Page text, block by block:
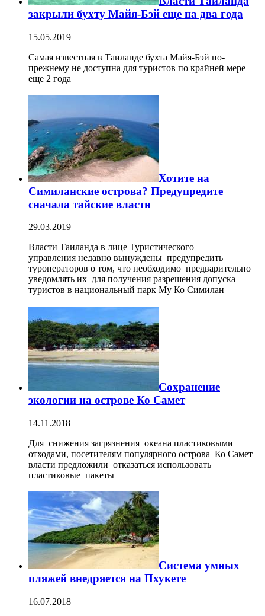
закрыли бухту Майя-Бэй еще на два года
15.05.2019
Самая известная в Таиланде бухта Майя-Бэй по-
прежнему не доступна для туристов по крайней мере
еще 2 года
Хотите на
Симиланские острова? Предупредите
сначала тайские власти
29.03.2019
Власти Таиланда в лице Туристического
управления недавно вынуждены предупредить
туроператоров о том, что необходимо предварительно
уведомлять их для получения разрешения допуска
туристов в национальный парк Му Ко Симилан
Сохранение
экологии на острове Ко Самет
14.11.2018
Для снижения загрязнения океана пластиковыми
отходами, посетителям популярного острова Ко Самет
власти предложили отказаться использовать
пластиковые пакеты
Система умных
пляжей внедряется на Пхукете
16.07.2018